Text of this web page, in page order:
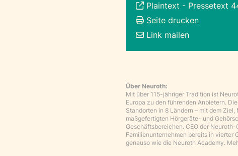
Plaintext - Pressetext
Seite drucken
Link mailen
Über Neuroth:
Mit über 115-jähriger Tradition ist
Europa zu den führenden Anbietern.
Standorten in 8 Ländern – mit dem
maßgefertigten Hörgeräte- und
Geschäftsbereichen. CEO der
Familienunternehmen bereits in vierter
genauso wie die Neuroth Academy.